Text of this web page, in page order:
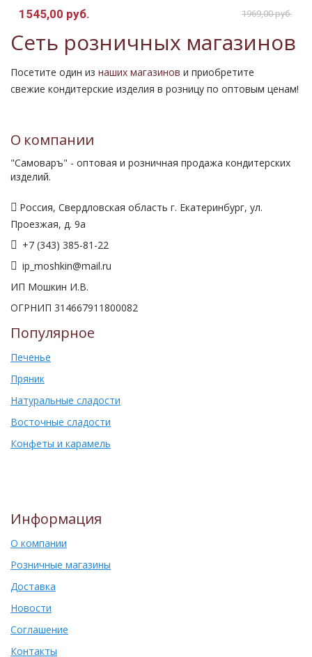
1545,00 руб. 1969,00 руб.
Сеть розничных магазинов
Посетите один из наших магазинов и приобретите
свежие кондитерские изделия в розницу по оптовым ценам!
О компании
"Самоваръ" - оптовая и розничная продажа кондитерских
изделий.
Россия, Свердловская область г. Екатеринбург, ул.
Проезжая, д. 9а
+7 (343) 385-81-22
ip_moshkin@mail.ru
ИП Мошкин И.В.
ОГРНИП 314667911800082
Популярное
Печенье
Пряник
Натуральные сладости
Восточные сладости
Конфеты и карамель
Информация
О компании
Розничные магазины
Доставка
Новости
Соглашение
Контакты